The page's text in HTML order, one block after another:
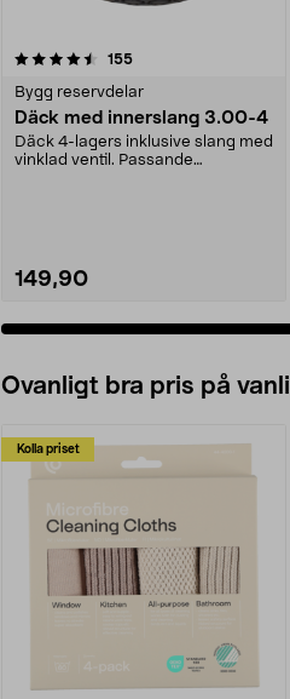
155recensioner
Bygg reservdelar
Däck med innerslang 3.00-4
Däck 4-lagers inklusive slang med
vinklad ventil. Passande
149,90
4.0 av 5 stjärnor
Ovanligt bra pris på
Kolla priset